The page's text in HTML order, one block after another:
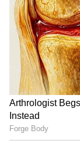
6
వివిధ
సౌకర్యవంతంగా